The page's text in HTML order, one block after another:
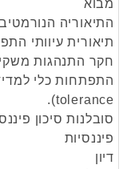
מבוא
התיאוריה
תיאורית עיוותי
חקר התנהגות
tolerance).
סובלנות סיכון
פיננסיות
דיון